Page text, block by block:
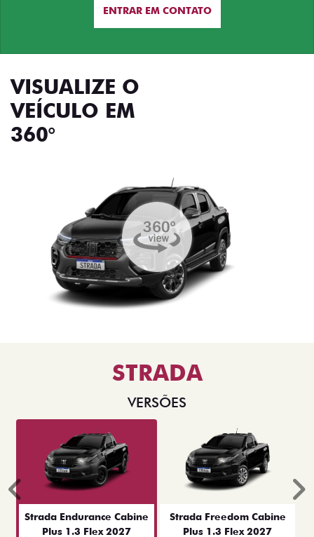
ENTRAR EM CONTATO
VISUALIZE O
VEÍCULO EM
360°
STRADA
VERSÕES
Strada Endurance Cabine
Plus 1.3 Flex 2027
Strada Freedom Cabine
Plus 1.3 Flex 2027
Anterior